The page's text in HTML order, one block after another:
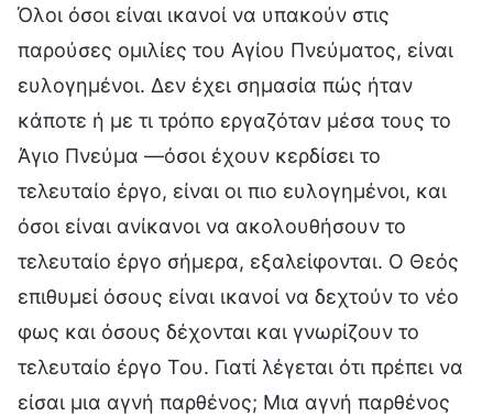
Όλοι όσοι είναι ικανοί να υπακούν στις
παρούσες ομιλίες του Αγίου Πνεύματος, είναι
ευλογημένοι. Δεν έχει σημασία πώς ήταν
κάποτε ή με τι τρόπο εργαζόταν μέσα τους το
Άγιο Πνεύμα —όσοι έχουν κερδίσει το
τελευταίο έργο, είναι οι πιο ευλογημένοι, και
όσοι είναι ανίκανοι να ακολουθήσουν το
τελευταίο έργο σήμερα, εξαλείφονται. Ο Θεός
επιθυμεί όσους είναι ικανοί να δεχτούν το νέο
φως και όσους δέχονται και γνωρίζουν το
τελευταίο έργο Του. Γιατί λέγεται ότι πρέπει να
είσαι μια αγνή παρθένος; Μια αγνή παρθένος